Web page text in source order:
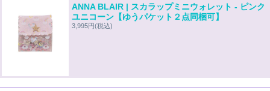
ANNA BLAIR | スカラップミニウォレット - ピンク
ユニコーン【ゆうパケット２点同梱可】
3,995円(税込)